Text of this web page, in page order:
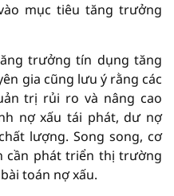
mục tiêu tăng trưởng
trưởng tín dụng tăng
gia cũng lưu ý rằng các
trị rủi ro và nâng cao
nợ xấu tái phát, dư nợ
lượng. Song song, cơ
cần phát triển thị trường
toán nợ xấu.